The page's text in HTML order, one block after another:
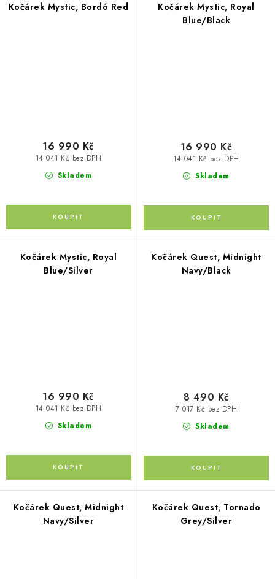
Kočárek Mystic, Bordó Red
Skladem
14 041 Kč bez DPH
16 990 Kč
Kočárek Mystic, Royal
Blue/Black
Skladem
14 041 Kč bez DPH
16 990 Kč
Kočárek Mystic, Royal
Blue/Silver
Skladem
14 041 Kč bez DPH
16 990 Kč
Kočárek Quest, Midnight
Navy/Black
Skladem
7 017 Kč bez DPH
8 490 Kč
Kočárek Quest, Midnight
Navy/Silver
Kočárek Quest, Tornado
Grey/Silver